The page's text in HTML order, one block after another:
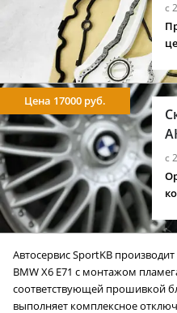
с
с
Цена 17000 руб.
Автосервис SportKB
BMW X6 E71 с монтажом
соответствующей прошивкой
выполняет комплексное